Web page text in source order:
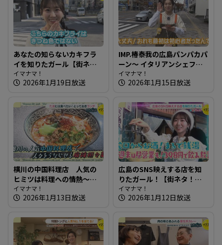
あなたの知らないカキフラ
イを知りたガール【街ネ
タ！知りたガール】
イマナマ！
2026年1月19日放送
IMP.椿泰我の広島パンパカパ
ーン～ イタリアンシェフが
作るこだわり満点のパン屋
さん
イマナマ！
2026年1月15日放送
横川の中国料理店 人気の
ヒミツは料理への情熱～春
蕾【たまにはそとランチ】
イマナマ！
2026年1月13日放送
広島のSNS映えする店を知
りたガール！【街ネタ！知
りたガール】
イマナマ！
2026年1月12日放送